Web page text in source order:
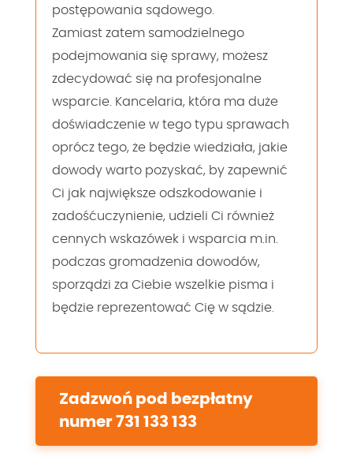
postępowania sądowego.
Zamiast zatem samodzielnego
podejmowania się sprawy, możesz
zdecydować się na profesjonalne
wsparcie. Kancelaria, która ma duże
doświadczenie w tego typu sprawach
oprócz tego, że będzie wiedziała, jakie
dowody warto pozyskać, by zapewnić
Ci jak największe odszkodowanie i
zadośćuczynienie, udzieli Ci również
cennych wskazówek i wsparcia m.in.
podczas gromadzenia dowodów,
sporządzi za Ciebie wszelkie pisma i
będzie reprezentować Cię w sądzie.
Zadzwoń pod bezpłatny
numer 731 133 133